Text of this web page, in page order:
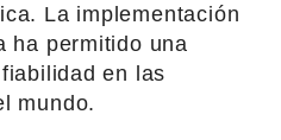
La implementación
ha permitido una
en las
mundo.